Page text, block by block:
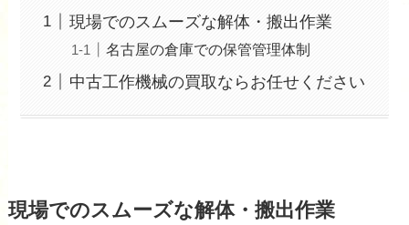
現場でのスムーズな解体・搬出作業
名古屋の倉庫での保管管理体制
中古工作機械の買取ならお任せください
現場でのスムーズな解体・搬出作業